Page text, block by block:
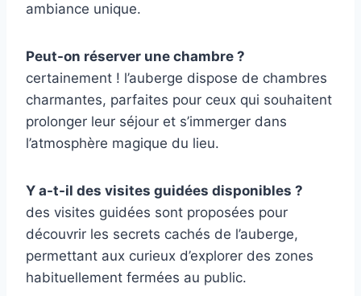
ambiance unique.
Peut-on réserver une chambre ?
certainement ! l’auberge dispose de chambres
charmantes, parfaites pour ceux qui souhaitent
prolonger leur séjour et s’immerger dans
l’atmosphère magique du lieu.
Y a-t-il des visites guidées disponibles ?
des visites guidées sont proposées pour
découvrir les secrets cachés de l’auberge,
permettant aux curieux d’explorer des zones
habituellement fermées au public.